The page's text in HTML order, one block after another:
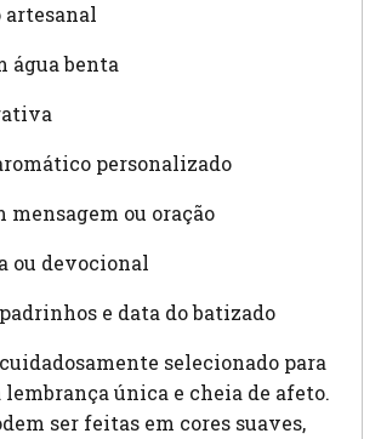
água benta
personalizado
mensagem ou oração
ou devocional
e data do batizado
selecionado para
lembrança única e cheia de afeto.
ser feitas em cores suaves,